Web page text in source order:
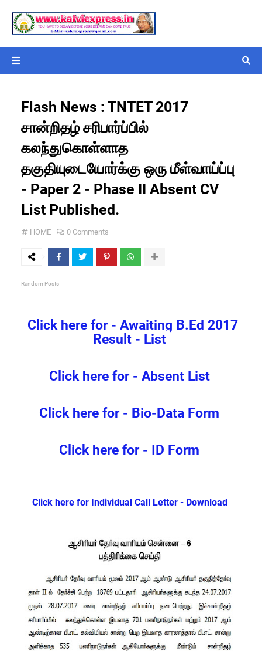
Flash News : TNTET 2017
சான்றிதழ் சரிபார்ப்பில்
கலந்துகொள்ளாத
தகுதியுடையோர்க்கு ஒரு மீள்வாய்ப்பு
- Paper 2 - Phase II Absent CV
List Published.
HOME 0 Comments
Random Posts
Click here for - Awaiting B.Ed 2017
Result - List
Click here for - Absent List
Click here for - Bio-Data Form
Click here for - ID Form
Click here for Individual Call Letter - Download